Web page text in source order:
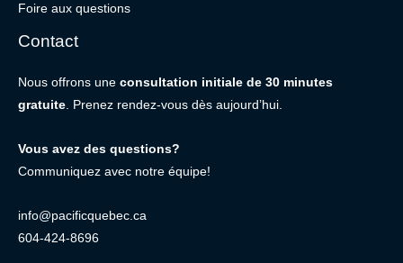
Foire aux questions
Contact
Nous offrons une consultation initiale de 30 minutes
gratuite . Prenez rendez-vous dès aujourd’hui.
Vous avez des questions?
Communiquez avec notre équipe!
info@pacificquebec.ca
604-424-8696